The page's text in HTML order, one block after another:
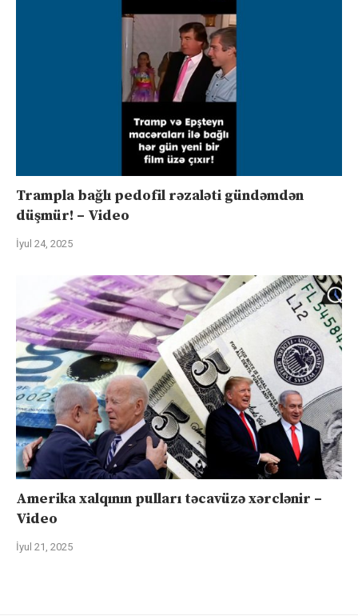
Trampla bağlı pedofil rəzaləti gündəmdən
düşmür! – Video
İyul 24, 2025
Amerika xalqının pulları təcavüzə xərclənir –
Video
İyul 21, 2025